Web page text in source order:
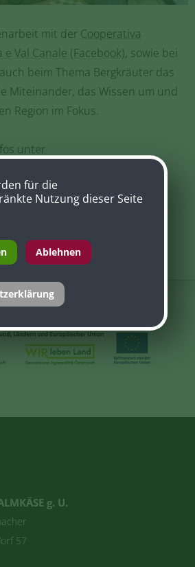
mit der Cooperativa
Val Canale (Facebook), sowie bei
beim Thema Bergkräuter das
Miteinander, das Wissen um und
Region im Fokus.
unter
g. U.
57
für die
Nutzung dieser Seite
Ablehnen